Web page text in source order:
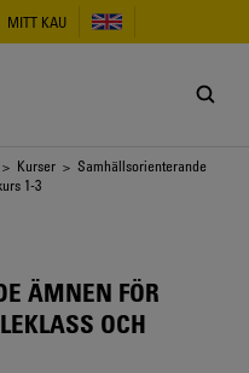
MITT KAU
> Kurser > Samhällsorienterande
1-3
ÄMNEN FÖR
OCH